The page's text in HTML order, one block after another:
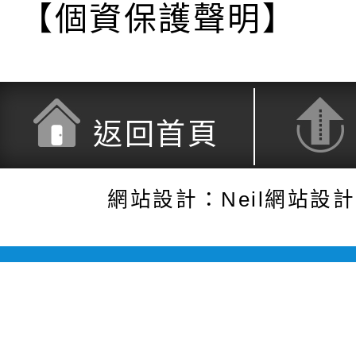
【個資保護聲明】
返回首頁
網站設計：Neil網站設